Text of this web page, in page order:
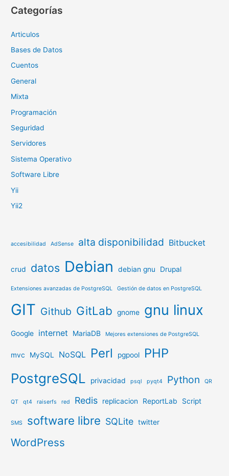
Categorías
Articulos
Bases de Datos
Cuentos
General
Mixta
Programación
Seguridad
Servidores
Sistema Operativo
Software Libre
Yii
Yii2
accesibilidad AdSense alta disponibilidad Bitbucket
crud datos Debian debian gnu Drupal
Extensiones avanzadas de PostgreSQL Gestión de datos en PostgreSQL
GIT Github GitLab gnome gnu linux
Google internet MariaDB Mejores extensiones de PostgreSQL
mvc MySQL NoSQL Perl pgpool PHP
PostgreSQL privacidad psql pyqt4 Python QR
QT qt4 raiserfs red Redis replicacion ReportLab Script
SMS software libre SQLite twitter
WordPress